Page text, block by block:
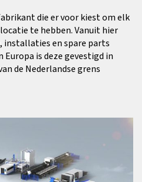
die er voor kiest om elk
te hebben. Vanuit hier
installaties en spare parts
is deze gevestigd in
de Nederlandse grens